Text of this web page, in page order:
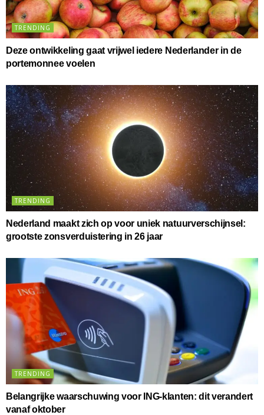
TRENDING
Deze ontwikkeling gaat vrijwel iedere Nederlander in de
portemonnee voelen
TRENDING
Nederland maakt zich op voor uniek natuurverschijnsel:
grootste zonsverduistering in 26 jaar
TRENDING
Belangrijke waarschuwing voor ING-klanten: dit verandert
vanaf oktober